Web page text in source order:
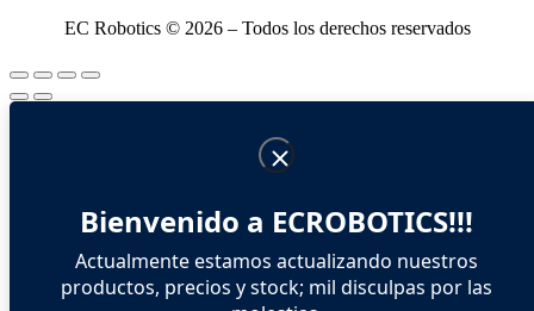
EC Robotics © 2026 – Todos los derechos reservados
Bienvenido a ECROBOTICS!!!
Actualmente estamos actualizando nuestros
productos, precios y stock; mil disculpas por las